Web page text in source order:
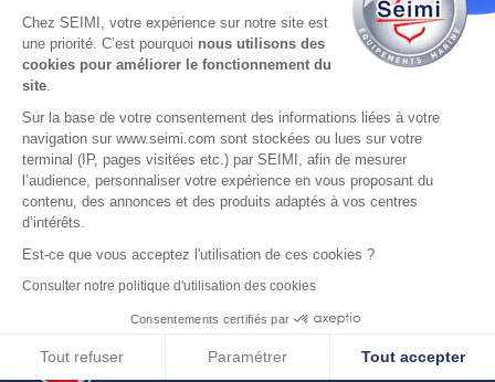
02 98 46 11 02
lundi au vendredi
adresse : 75 Rue Amiral Troude,
29200 Brest FRANCE
SEIMI, UNE ENTREPRISE CERTIFIÉE, ENGAGÉE ET
LABELLISÉE
Chez SEIMI, votre expérience sur notre site est
une priorité. C’est pourquoi nous utilisons des
cookies pour améliorer le fonctionnement du
site.
Sur la base de votre consentement des informations liées à votre
navigation sur www.seimi.com sont stockées ou lues sur votre
terminal (IP, pages visitées etc.) par SEIMI, afin de mesurer
l’audience, personnaliser votre expérience en vous proposant du
contenu, des annonces et des produits adaptés à vos centres
d’intérêts.
Est-ce que vous acceptez l'utilisation de ces cookies ?
Consulter notre politique d'utilisation des cookies
Consentements certifiés par
Tout refuser Paramétrer Tout accepter